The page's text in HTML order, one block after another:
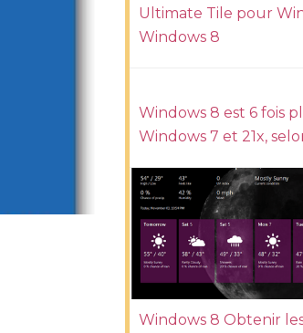
Ultimate Tile pour
Windows 8
Windows 8 est 6 fois
Windows 7 et 21x,
Windows 8 Obtenir